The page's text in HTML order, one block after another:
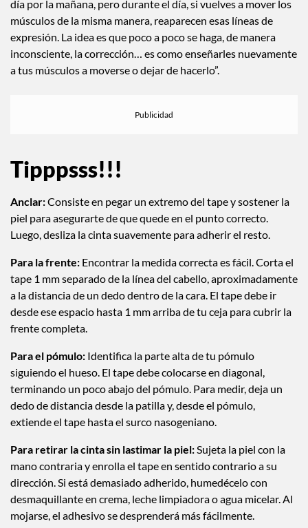
día por la mañana, pero durante el día, si vuelves a mover los
músculos de la misma manera, reaparecen esas líneas de
expresión. La idea es que poco a poco se haga, de manera
inconsciente, la corrección… es como enseñarles nuevamente
a tus músculos a moverse o dejar de hacerlo”.
Tipppsss!!!
Anclar:Consiste en pegar un extremo del tape y sostener la
piel para asegurarte de que quede en el punto correcto.
Luego, desliza la cinta suavemente para adherir el resto.
Para la frente: Encontrar la medida correcta es fácil. Corta el
tape 1 mm separado de la línea del cabello, aproximadamente
a la distancia de un dedo dentro de la cara. El tape debe ir
desde ese espacio hasta 1 mm arriba de tu ceja para cubrir la
frente completa.
Para el pómulo: Identifica la parte alta de tu pómulo
siguiendo el hueso. El tape debe colocarse en diagonal,
terminando un poco abajo del pómulo. Para medir, deja un
dedo de distancia desde la patilla y, desde el pómulo,
extiende el tape hasta el surco nasogeniano.
Para retirar la cinta sin lastimar la piel: Sujeta la piel con la
mano contraria y enrolla el tape en sentido contrario a su
dirección. Si está demasiado adherido, humedécelo con
desmaquillante en crema, leche limpiadora o agua micelar. Al
mojarse, el adhesivo se desprenderá más fácilmente.